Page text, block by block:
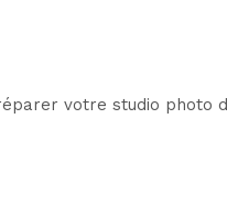
votre studio photo